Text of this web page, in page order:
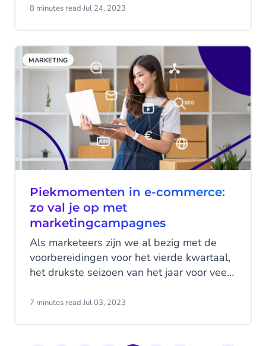
voor vele ook geen vreemde. Maar wist je
platform is? Ook bedrijven kunnen dit
veelzijdige kanaal inzetten om in contact te
komen met hun klanten.
8 minutes read·Jul 24, 2023
MARKETING
Piekmomenten in e-commerce:
zo val je op met
marketingcampagnes
Als marketeers zijn we al bezig met de
voorbereidingen voor het vierde kwartaal,
het drukste seizoen van het jaar voor veel
van tevoren effectieve
7 minutes read·Jul 03, 2023